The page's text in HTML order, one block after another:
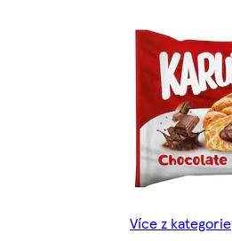
Více z kategorie